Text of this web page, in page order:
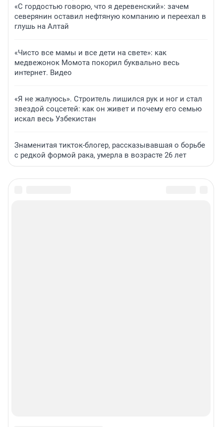
«С гордостью говорю, что я деревенский»: зачем
северянин оставил нефтяную компанию и переехал в
глушь на Алтай
«Чисто все мамы и все дети на свете»: как
медвежонок Момота покорил буквально весь
интернет. Видео
«Я не жалуюсь». Строитель лишился рук и ног и стал
звездой соцсетей: как он живет и почему его семью
искал весь Узбекистан
Знаменитая тикток-блогер, рассказывавшая о борьбе
с редкой формой рака, умерла в возрасте 26 лет